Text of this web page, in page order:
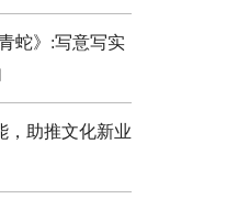
蛇》:写意写实
，助推文化新业